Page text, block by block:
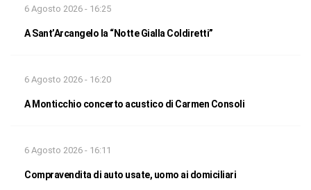
6 Agosto 2026 - 16:25
A Sant’Arcangelo la “Notte Gialla Coldiretti”
6 Agosto 2026 - 16:20
A Monticchio concerto acustico di Carmen Consoli
6 Agosto 2026 - 16:11
Compravendita di auto usate, uomo ai domiciliari